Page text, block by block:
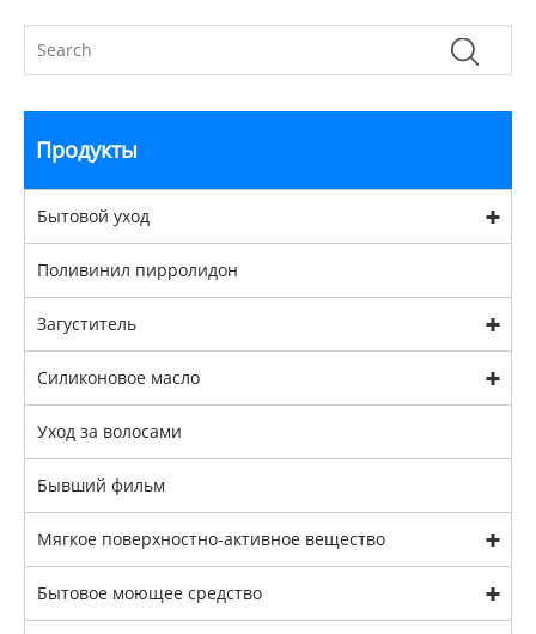
Продукты
Бытовой уход
Поливинил пирролидон
Загуститель
Силиконовое масло
Уход за волосами
Бывший фильм
Мягкое поверхностно-активное вещество
Бытовое моющее средство